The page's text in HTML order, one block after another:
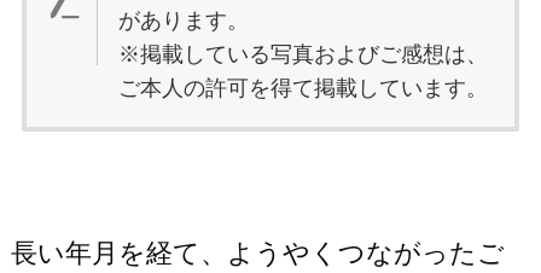
があります。
※掲載している写真およびご感想は、
ご本人の許可を得て掲載しています。
長い年月を経て、ようやくつながったご